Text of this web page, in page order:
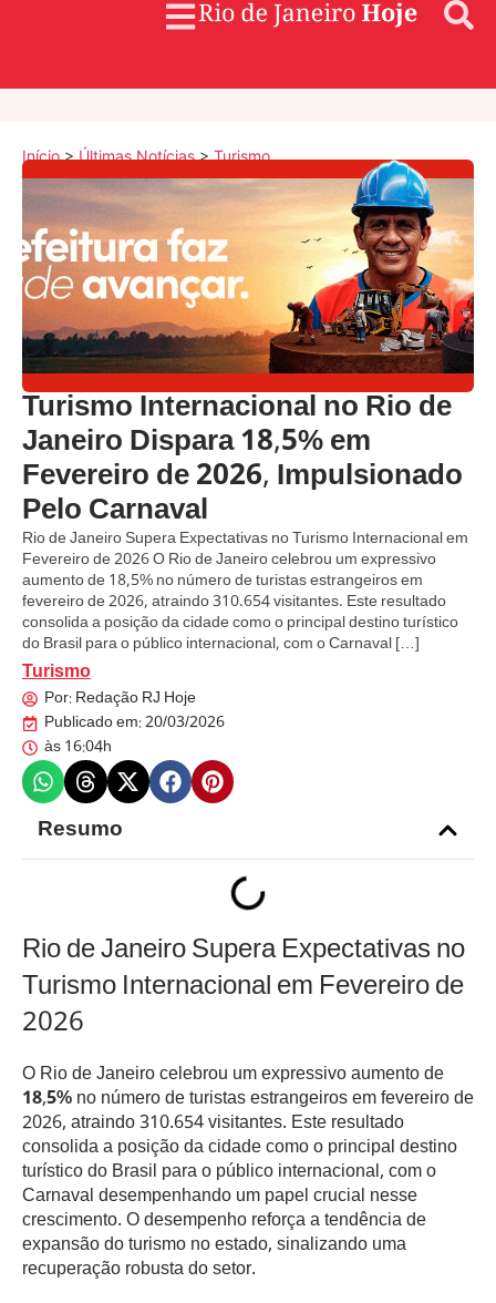
Início>Últimas Notícias>Turismo
Turismo Internacional no Rio de
Janeiro Dispara 18,5% em
Fevereiro de 2026, Impulsionado
Pelo Carnaval
Rio de Janeiro Supera Expectativas no Turismo Internacional em
Fevereiro de 2026 O Rio de Janeiro celebrou um expressivo
aumento de 18,5% no número de turistas estrangeiros em
fevereiro de 2026, atraindo 310.654 visitantes. Este resultado
consolida a posição da cidade como o principal destino turístico
do Brasil para o público internacional, com o Carnaval […]
Turismo
Por: Redação RJ Hoje
Publicado em:20/03/2026
às16:04h
Resumo
Rio de Janeiro Supera Expectativas no
Turismo Internacional em Fevereiro de
2026
O Rio de Janeiro celebrou um expressivo aumento de
18,5%no número de turistas estrangeiros em fevereiro de
2026, atraindo 310.654 visitantes. Este resultado
consolida a posição da cidade como o principal destino
turístico do Brasil para o público internacional, com o
Carnaval desempenhando um papel crucial nesse
crescimento. O desempenho reforça a tendência de
expansão do turismo no estado, sinalizando uma
recuperação robusta do setor.